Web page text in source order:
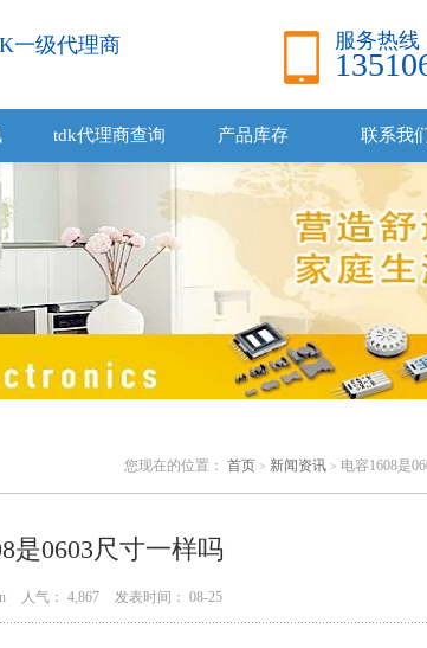
一级代理商 服务热线
tdk代理商查询 产品库存 联系我
您现在的位置： 首页 > 新闻资讯 > 电容1608是
是0603尺寸一样吗
人气： 4,867 发表时间： 08-25